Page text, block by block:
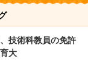
技術科教員の免許
大